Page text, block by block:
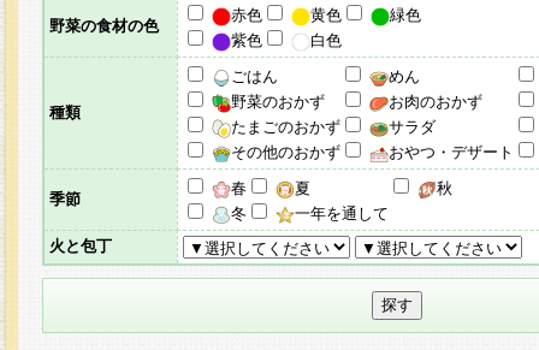
野菜の食材の色
赤色 黄色
緑色
紫色
白色
種類
ごはん
めん
野菜のおかず
お肉のおかず
たまごのおかず
サラダ
その他のおかず
おやつ・デザート
季節
春 夏
秋
冬
一年を通して
火と包丁